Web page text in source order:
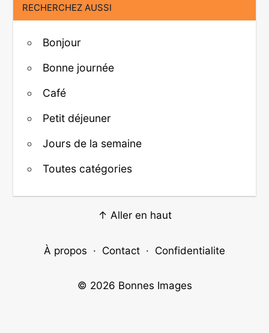
RECHERCHEZ AUSSI
Bonjour
Bonne journée
Café
Petit déjeuner
Jours de la semaine
Toutes catégories
↑ Aller en haut
À propos · Contact · Confidentialite
© 2026 Bonnes Images